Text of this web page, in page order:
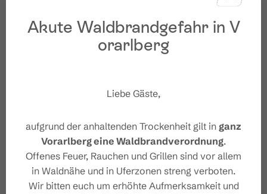
unvergessliche Urlaubserlebnisse in
Österreich gewinnen.
Akute Waldbrandgefahr in V
orarlberg
Liebe Gäste,
aufgrund der anhaltenden Trockenheit gilt in ganz
Vorarlberg eine Waldbrandverordnung.
Offenes Feuer, Rauchen und Grillen sind vor allem
in Waldnähe und in Uferzonen streng verboten.
Wir bitten euch um erhöhte Aufmerksamkeit und